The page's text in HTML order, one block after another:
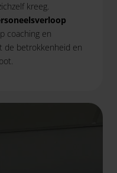
kreeg.
coaching en
de betrokkenheid en